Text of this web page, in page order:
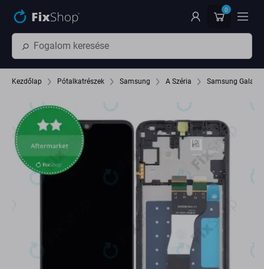
0
Kezdőlap Pótalkatrészek Samsung A Széria Samsung Galaxy